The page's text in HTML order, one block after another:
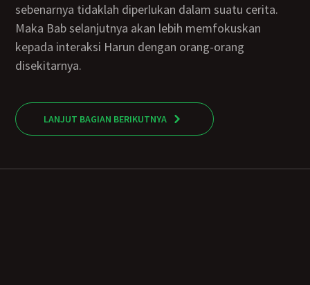
sebenarnya tidaklah diperlukan dalam suatu cerita.
Maka Bab selanjutnya akan lebih memfokuskan
kepada interaksi Harun dengan orang-orang
disekitarnya.
LANJUT BAGIAN BERIKUTNYA